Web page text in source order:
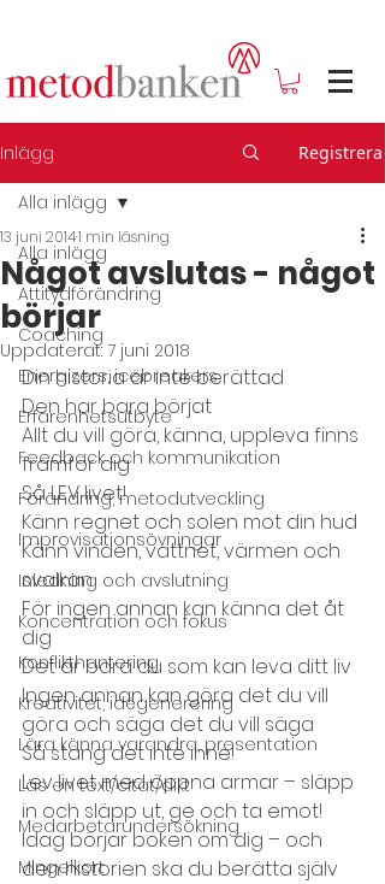
Inlägg Registrera
Alla inlägg
Attitydförändring
Coaching
Energizers, icebreakers
Erfarenhetsutbyte
Feedback och kommunikation
Förändring, metodutveckling
Improvisationsövningar
Inledning och avslutning
Koncentration och fokus
Konflikthantering
Kreativitet, idégenerering
Lära känna varandra, presentation
Läs en text/citat/dikt
Medarbetarundersökning
Mingelkort
Alla inlägg
Något avslutas - något
börjar
13 juni 20141 min läsning
Uppdaterat: 7 juni 2018
Din historia är inte berättad
Den har bara börjat
Allt du vill göra, känna, uppleva finns
framför dig
Så LEV livet!
Känn regnet och solen mot din hud
Känn vinden, vattnet, värmen och
svalkan
För ingen annan kan känna det åt
dig
Det är bara du som kan leva ditt liv
Ingen annan kan göra det du vill
göra och säga det du vill säga
Så stäng det inte inne!
Lev livet med öppna armar – släpp
in och släpp ut, ge och ta emot!
Idag börjar boken om dig – och
den historien ska du berätta själv